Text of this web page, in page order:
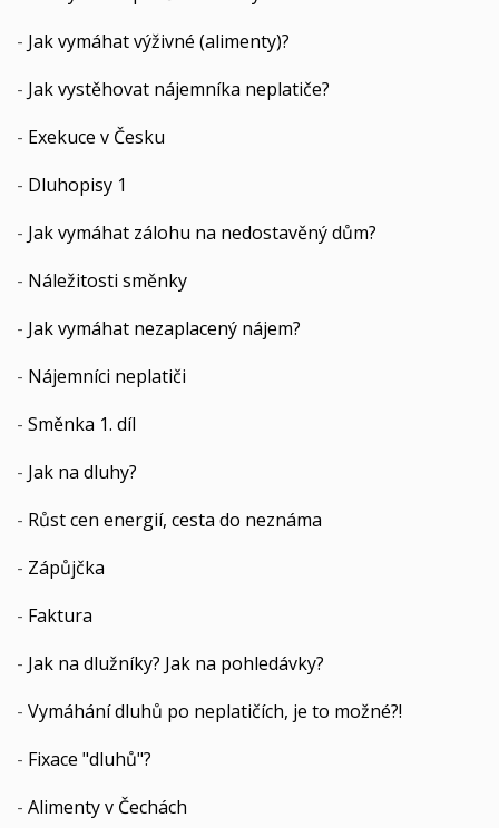
- Jak vymáhat výživné (alimenty)?
- Jak vystěhovat nájemníka neplatiče?
- Exekuce v Česku
- Dluhopisy 1
- Jak vymáhat zálohu na nedostavěný dům?
- Náležitosti směnky
- Jak vymáhat nezaplacený nájem?
- Nájemníci neplatiči
- Směnka 1. díl
- Jak na dluhy?
- Růst cen energií, cesta do neznáma
- Zápůjčka
- Faktura
- Jak na dlužníky? Jak na pohledávky?
- Vymáhání dluhů po neplatičích, je to možné?!
- Fixace "dluhů"?
- Alimenty v Čechách